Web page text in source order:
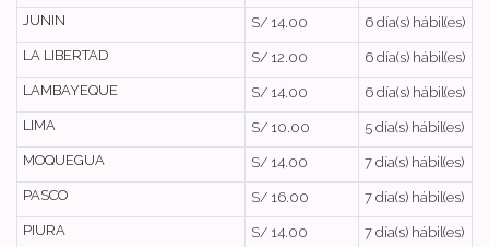
JUNIN
S/ 14.00
6 día(s) hábil(es)
LA LIBERTAD
S/ 12.00
6 día(s) hábil(es)
LAMBAYEQUE
S/ 14.00
6 día(s) hábil(es)
LIMA
S/ 10.00
5 día(s) hábil(es)
MOQUEGUA
S/ 14.00
7 día(s) hábil(es)
PASCO
S/ 16.00
7 día(s) hábil(es)
PIURA
S/ 14.00
7 día(s) hábil(es)